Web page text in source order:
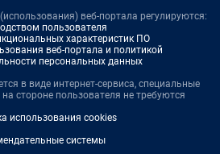
веб-портала регулируются:
пользователя
характеристик ПО
веб-портала и политикой
персональных данных
в виде интернет-сервиса, специальные
стороне пользователя не требуются
использования cookies
системы